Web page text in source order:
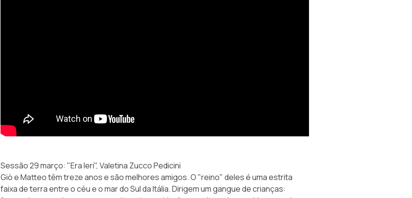
Sessão 29 março: "Era Ieri", Valetina Zucco Pedicini
Giò e Matteo têm treze anos e são melhores amigos. O "reino" deles é uma estrita
faixa de terra entre o céu e o mar do Sul da Itália. Dirigem um gangue de crianças: